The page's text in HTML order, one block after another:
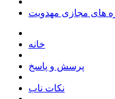
های مجازی مهدویت
خانه
پرسش و پاسخ
نکات ناب